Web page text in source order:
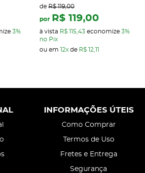
3%
de R$ 119,00
por R$ 119,00
à vista R$ 115,43 economize 3%
no Pix
ou em 12x de R$ 12,11
INFORMAÇÕES ÚTEIS
Como Comprar
Termos de Uso
Fretes e Entrega
Segurança